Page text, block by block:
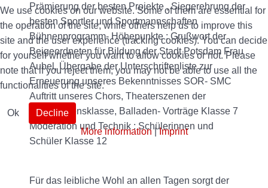
Prämierung der besten Projekte , Siegerehrung der
besten Sportler und Sportmannschaften
Bühnenprogramm- Höhepunkte : Grußwort der
Beigeordneten für Bildung der Stadt Potsdam Frau
Aubel, Übergabe der Unterschriftenliste zur
Erneuerung unseres Bekenntnisses SOR- SMC
Auftritt unseres Chors, Theaterszenen der
Willkommensklasse, Balladen- Vorträge Klasse 7
Moderation und Technik : Schülerinnen und
Schüler Klasse 12
Für das leibliche Wohl an allen Tagen sorgt der
We use cookies on our website. Some of them are essential for
the operation of the site, while others help us to improve this
site and the user experience (tracking cookies). You can decide
for yourself whether you want to allow cookies or not. Please
note that if you reject them, you may not be able to use all the
functionalities of the site.
Ok
Decline
More information|Imprint